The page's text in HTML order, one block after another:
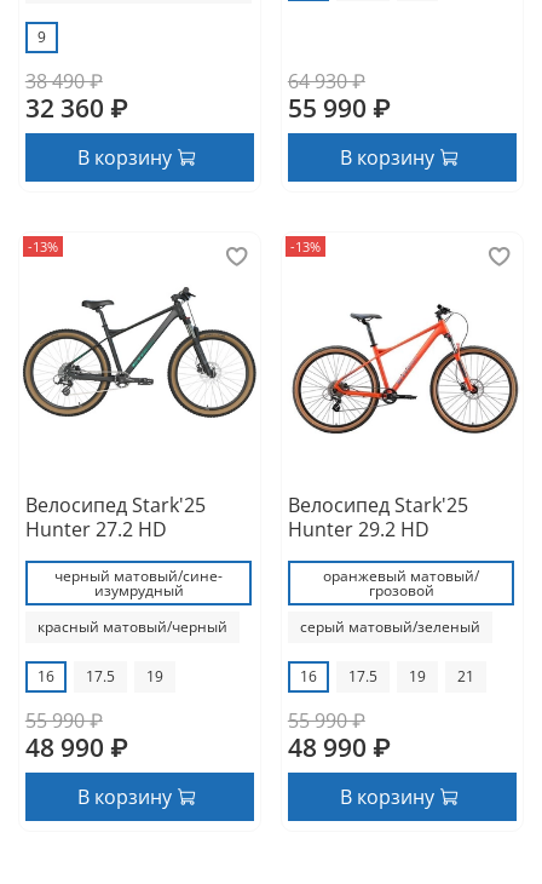
9
38 490 ₽
32 360 ₽
В корзину
64 930 ₽
55 990 ₽
В корзину
-13%
Велосипед Stark'25
Hunter 27.2 HD
черный матовый/сине-
изумрудный
красный матовый/черный
16 17.5 19
55 990 ₽
48 990 ₽
В корзину
-13%
Велосипед Stark'25
Hunter 29.2 HD
оранжевый матовый/
грозовой
серый матовый/зеленый
16 17.5 19 21
55 990 ₽
48 990 ₽
В корзину